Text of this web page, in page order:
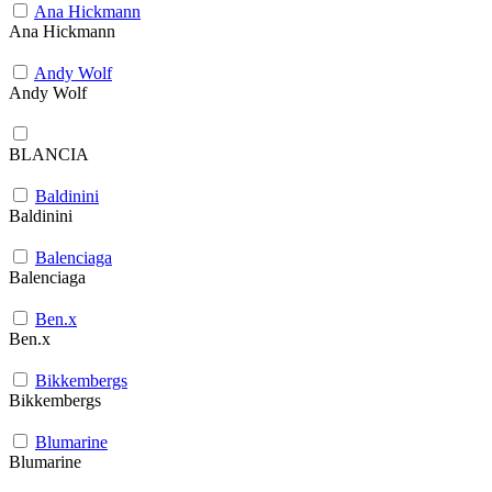
Ana Hickmann
Ana Hickmann
Andy Wolf
Andy Wolf
BLANCIA
Baldinini
Baldinini
Balenciaga
Balenciaga
Ben.x
Ben.x
Bikkembergs
Bikkembergs
Blumarine
Blumarine